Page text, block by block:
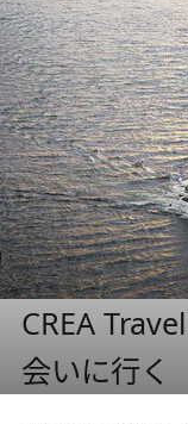
CREA
会いに行く